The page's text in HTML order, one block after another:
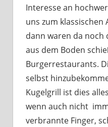
Interesse an
uns zum klassischen
dann waren da noch
aus dem Boden
Burgerrestaurants.
selbst
Kugelgrill ist dies
wenn auch nicht
verbrannte Finger,